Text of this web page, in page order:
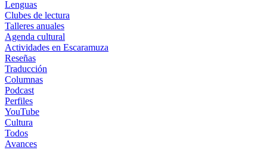
Lenguas
Clubes de lectura
Talleres anuales
Agenda cultural
Actividades en Escaramuza
Reseñas
Traducción
Columnas
Podcast
Perfiles
YouTube
Cultura
Todos
Avances